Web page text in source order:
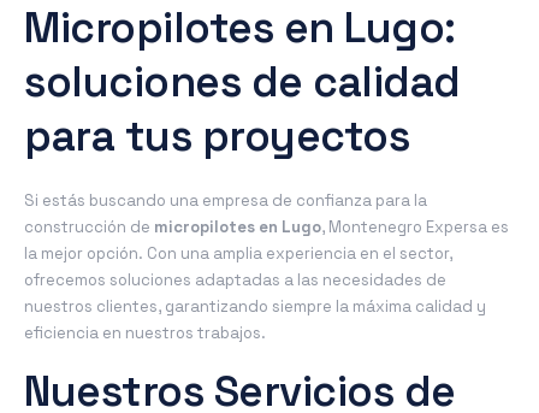
Micropilotes en Lugo:
soluciones de calidad
para tus proyectos
Si estás buscando una empresa de confianza para la
construcción de micropilotes en Lugo, Montenegro Expersa es
la mejor opción. Con una amplia experiencia en el sector,
ofrecemos soluciones adaptadas a las necesidades de
nuestros clientes, garantizando siempre la máxima calidad y
eficiencia en nuestros trabajos.
Nuestros Servicios de